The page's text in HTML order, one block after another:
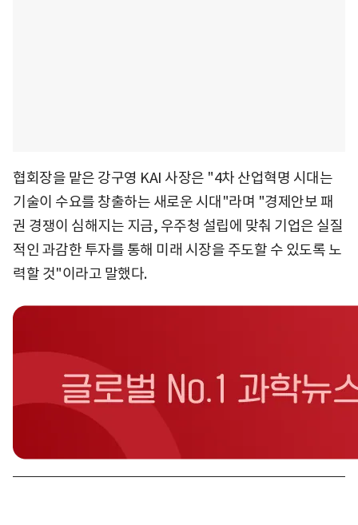
협회장을 맡은 강구영 KAI 사장은 "4차 산업혁명 시대는
기술이 수요를 창출하는 새로운 시대"라며 "경제안보 패
권 경쟁이 심해지는 지금, 우주청 설립에 맞춰 기업은 실질
적인 과감한 투자를 통해 미래 시장을 주도할 수 있도록 노
력할 것"이라고 말했다.